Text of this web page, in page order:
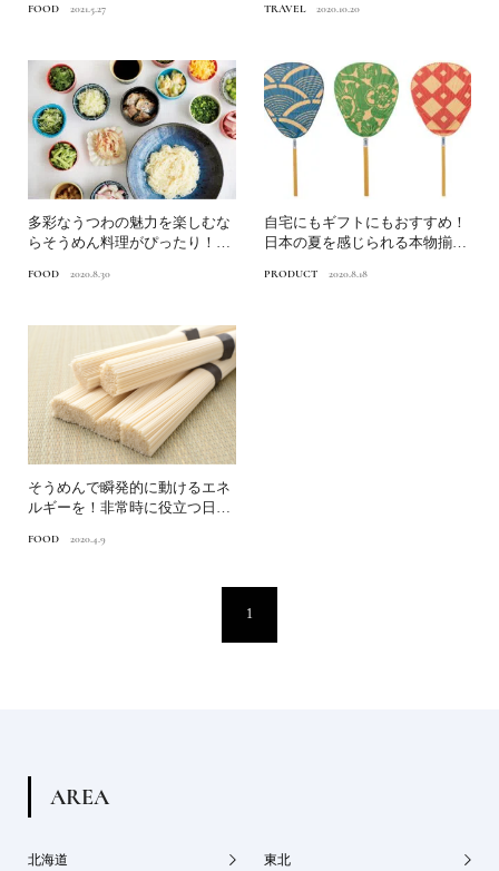
FOOD 2021.5.27 TRAVEL 2020.10.20
多彩なうつわの魅力を楽しむな
らそうめん料理がぴったり！う
FOOD 2020.8.30
自宅にもギフトにもおすすめ！
日本の夏を感じられる本物揃っ
PRODUCT 2020.8.18
そうめんで瞬発的に動けるエネ
ルギーを！非常時に役立つ日本
FOOD 2020.4.9
1
AREA
北海道 東北